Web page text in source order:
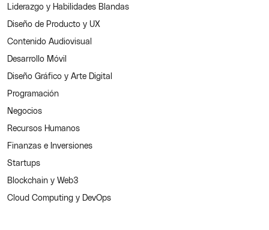
Liderazgo y Habilidades Blandas
Diseño de Producto y UX
Contenido Audiovisual
Desarrollo Móvil
Diseño Gráfico y Arte Digital
Programación
Negocios
Recursos Humanos
Finanzas e Inversiones
Startups
Blockchain y Web3
Cloud Computing y DevOps